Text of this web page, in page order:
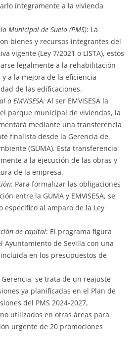
íntegramente a la vivienda
Municipal de Suelo (PMS): La
bienes y recursos integrantes del
vigente (Ley 7/2021 o LISTA), estos
legalmente a la rehabilitación
a la mejora de la eficiencia
de las edificaciones.
a EMVISESA: Al ser EMVISESA la
parque municipal de viviendas, la
mediante una transferencia
finalista desde la Gerencia de
(GUMA). Esta transferencia
a la ejecución de las obras y
de la empresa.
: Para formalizar las obligaciones
entre la GUMA y EMVISESA, se
específico al amparo de la Ley
de capital: El programa figura
Ayuntamiento de Sevilla con una
en los presupuestos de
se trata de un reajuste
ya planificadas en el Plan de
del PMS 2024-2027,
utilizados en otras áreas para
urgente de 20 promociones